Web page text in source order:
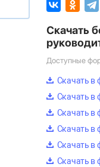
Скачать
Доступные
Скачать в
Скачать в
Скачать в
Скачать в
Скачать в
Скачать в